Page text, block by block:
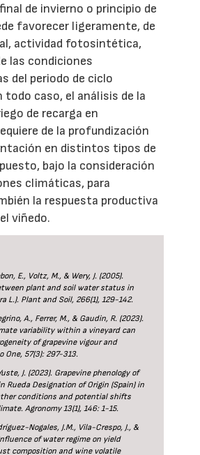
de invierno o principio de
favorecer ligeramente, de
actividad fotosintética,
las condiciones
del periodo de ciclo
caso, el análisis de la
de recarga en
de la profundización
en distintos tipos de
bajo la consideración
climáticas, para
la respuesta productiva
viñedo.
E., Voltz, M., & Wery, J. (2005).
plant and soil water status in
L.). Plant and Soil, 266(1), 129-142.
A., Ferrer, M., & Gaudin, R. (2023).
variability within a vineyard can
of grapevine vigour and
One, 57(3): 297-313.
J. (2023). Grapevine phenology of
Rueda Designation of Origin (Spain) in
conditions and potential shifts
Agronomy 13(1), 146: 1-15.
Nogales, J.M., Vila-Crespo, J., &
of water regime on yield
composition and wine volatile